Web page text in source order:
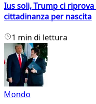
Ius soli, Trump ci
cittadinanza per nascita
1 min di lettura
Mondo